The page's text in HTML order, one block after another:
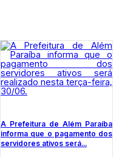
A Prefeitura de Além Paraíba
informa que o pagamento dos
servidores ativos será...